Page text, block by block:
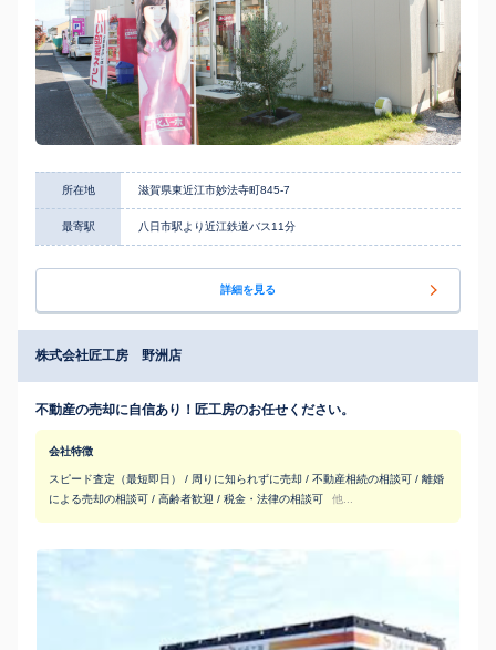
所在地 滋賀県東近江市妙法寺町845-7
最寄駅 八日市駅より近江鉄道バス11分
詳細を見る
株式会社匠工房 野洲店
不動産の売却に自信あり！匠工房のお任せください。
会社特徴
スピード査定（最短即日） / 周りに知られずに売却 / 不動産相続の相談可 / 離婚
による売却の相談可 / 高齢者歓迎 / 税金・法律の相談可
他...